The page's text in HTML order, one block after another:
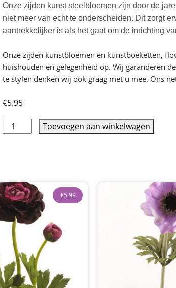
Onze zijden kunst steelbloemen zijn door de
niet meer van echt te onderscheiden. Dit zorgt
aantrekkelijker is als het gaat om de inrichting
Onze zijden kunstbloemen en kunstboeketten,
huishouden en gelegenheid op. Wij garanderen
te stylen denken wij ook graag met u mee. Ons
€5.95
Toevoegen aan winkelwagen
€5.99